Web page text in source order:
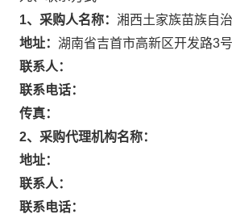
1、采购人名称： 湘西土家族苗族自
地址： 湖南省吉首市高新区开发路3号
联系人：
联系电话：
传真：
2、采购代理机构名称：
地址：
联系人：
联系电话：